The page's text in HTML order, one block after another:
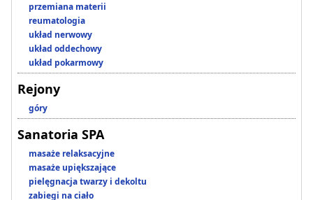
przemiana materii
reumatologia
układ nerwowy
układ oddechowy
układ pokarmowy
Rejony
góry
Sanatoria SPA
masaże relaksacyjne
masaże upiększające
pielęgnacja twarzy i dekoltu
zabiegi na ciało